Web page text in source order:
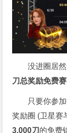
没进圈居
刀 总奖励免费
只要你参
奖励圈 (卫星赛
3,000刀 的免费